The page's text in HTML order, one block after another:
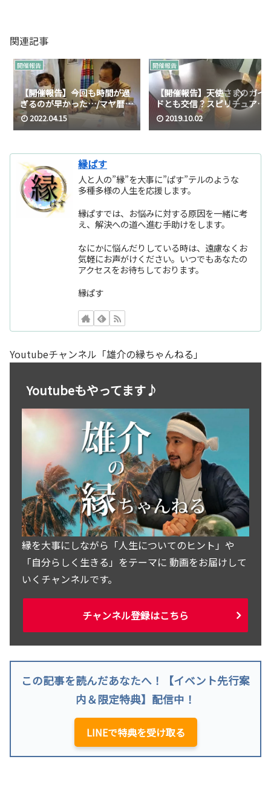
関連記事
開催報告
【開催報告】今回も時間が過
ぎるのが早かった…/マヤ暦×
易×スピリチュアルお茶会
2022.04.15
開催報告
【開催報告】天使さまのガイ
ドとも交信？スピリチュアル
座談会♪
2019.10.02
縁ぱす
人と人の”縁”を大事に”ぱす”テルのような
多種多様の人生を応援します。
縁ぱすでは、お悩みに対する原因を一緒に考
え、解決への道へ進む手助けをします。
なにかに悩んだりしている時は、遠慮なくお
気軽にお声がけください。いつでもあなたの
アクセスをお待ちしております。
縁ぱす
Youtubeチャンネル「雄介の縁ちゃんねる」
Youtubeもやってます♪
縁を大事にしながら「人生についてのヒント」や
「自分らしく生きる」をテーマに 動画をお届けして
いくチャンネルです。
チャンネル登録はこちら
この記事を読んだあなたへ！【イベント先行案
内＆限定特典】配信中！
LINEで特典を受け取る